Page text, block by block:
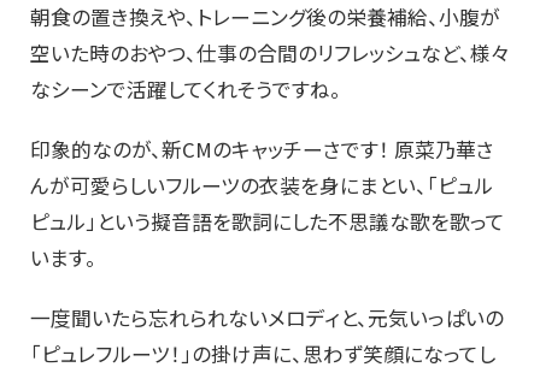
朝食の置き換えや、トレーニング後の栄養補給、小腹が
空いた時のおやつ、仕事の合間のリフレッシュなど、様々
なシーンで活躍してくれそうですね。
印象的なのが、新CMのキャッチーさです！ 原菜乃華さ
んが可愛らしいフルーツの衣装を身にまとい、「ピュル
ピュル」という擬音語を歌詞にした不思議な歌を歌って
います。
一度聞いたら忘れられないメロディと、元気いっぱいの
「ピュレフルーツ！」の掛け声に、思わず笑顔になってし